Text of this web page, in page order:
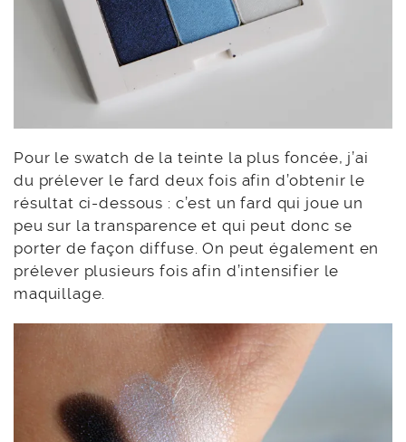
Pour le swatch de la teinte la plus foncée, j’ai
du prélever le fard deux fois afin d’obtenir le
résultat ci-dessous : c’est un fard qui joue un
peu sur la transparence et qui peut donc se
porter de façon diffuse. On peut également en
prélever plusieurs fois afin d’intensifier le
maquillage.